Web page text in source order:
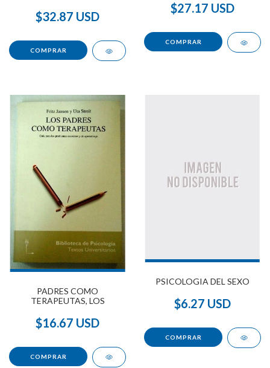
$32.87 USD
$27.17 USD
PADRES COMO
TERAPEUTAS, LOS
$16.67 USD
PSICOLOGIA DEL SEXO
$6.27 USD